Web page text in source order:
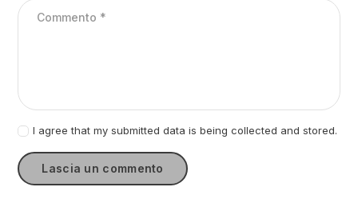
I agree that my submitted data is being collected and stored.